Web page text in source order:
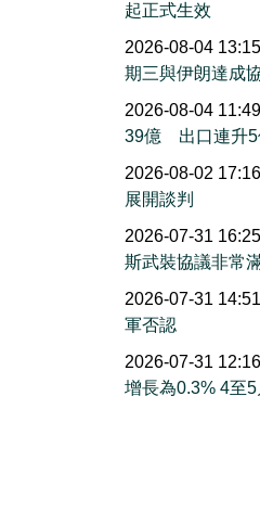
起正式生效
2026-08-04 13:15
期三與伊朗達成
2026-08-04 11:49
39億 出口連升5
2026-08-02 17:16
展開談判
2026-07-31 16:25
斯武裝協議非常
2026-07-31 14:51
軍否認
2026-07-31 12:16
增長為0.3% 4至